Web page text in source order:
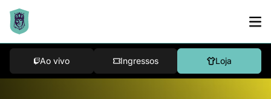
Ao vivo Ingressos Loja